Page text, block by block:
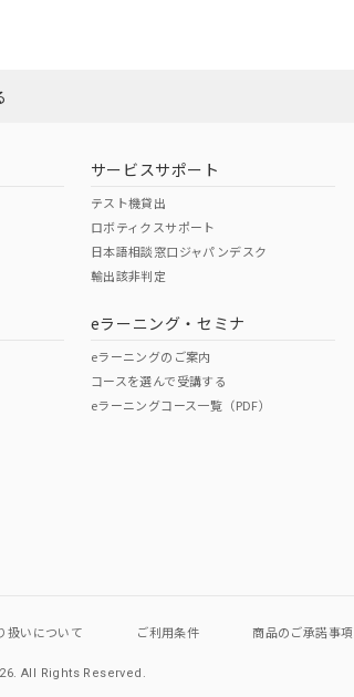
O
。
サービスサポート
テスト機貸出
ロボティクスサポート
日本語相談窓口ジャパンデスク
輸出該非判定
eラーニング・セミナ
eラーニングのご案内
コースを選んで受講する
eラーニングコース一覧（PDF）
扱いについて ご利用条件 商品のご承諾事項
All Rights Reserved.